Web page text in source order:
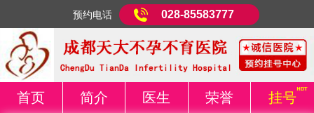
预约电话 028-85583777
首页 简介 医生 荣誉 挂号